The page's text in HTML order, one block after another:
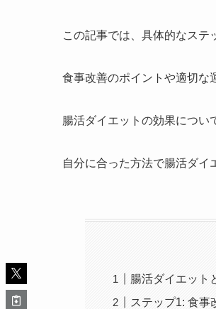
この記事では、具体的なステ
食事改善のポイントや適切な
腸活ダイエットの効果につい
自分に合った方法で腸活ダイ
腸活ダイエット
ステップ1: 食事